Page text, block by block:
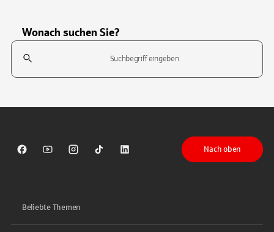
Wonach suchen Sie?
Suchfeld
Sparkasse auf Facebook
Sparkasse auf Youtube
Sparkasse auf Instagram
Sparkasse auf TikTok
Sparkasse auf LinkedIn
Nach oben
Beliebte Themen